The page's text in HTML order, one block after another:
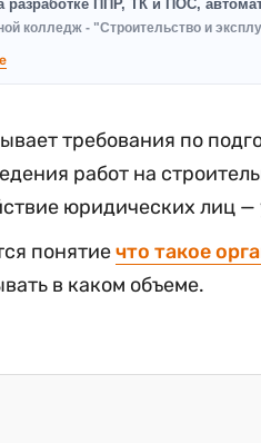
разработке ППР, ТК и ПОС,
колледж - "Строительство и
требования по
работ на
юридических лиц
понятиечто такое
в каком объеме.